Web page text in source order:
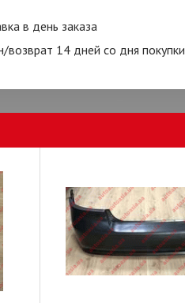
в день заказа
возврат 14 дней со дня покупки